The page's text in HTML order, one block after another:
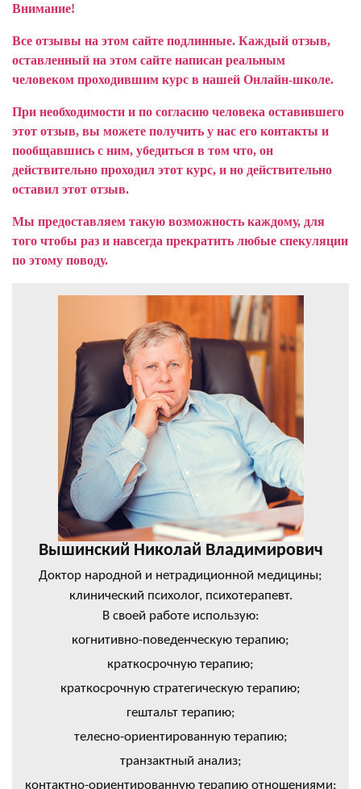
Внимание!
Все отзывы на этом сайте подлинные. Каждый отзыв,
оставленный на этом сайте написан реальным
человеком проходившим курс в нашей Онлайн-школе.
При необходимости и по согласию человека оставившего
этот отзыв, вы можете получить у нас его контакты и
пообщавшись с ним, убедиться в том что, он
действительно проходил этот курс, и но действительно
оставил этот отзыв.
Мы предоставляем такую возможность каждому, для
того чтобы раз и навсегда прекратить любые спекуляции
по этому поводу.
Вышинский Николай Владимирович
Доктор народной и нетрадиционной медицины;
клинический психолог, психотерапевт.
В своей работе использую:
когнитивно-поведенческую терапию;
краткосрочную терапию;
краткосрочную стратегическую терапию;
гештальт терапию;
телесно-ориентированную терапию;
транзактный анализ;
контактно-ориентированную терапию отношениями;